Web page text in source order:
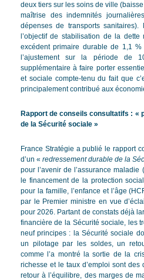
deux tiers sur les soins de ville
maîtrise des indemnités
dépenses de transports
l’objectif de stabilisation de la dette
excédent primaire durable de 1,1
l’ajustement sur la période de
supplémentaire à faire porter
et sociale compte-tenu du fait que
principalement contribué aux
Rapport de conseils consultatifs : «
de la Sécurité sociale »
France Stratégie a publié le rapport
d’un « redressement durable de la
pour l’avenir de l’assurance
le financement de la protection
pour la famille, l’enfance et l’âge
par le Premier ministre en vue
pour 2026. Partant de constats déjà
financière de la Sécurité sociale, les
neuf principes : la Sécurité sociale
un pilotage par les soldes, un
comme l’a montré la sortie de la
richesse et le taux d’emploi sont des
retour à l’équilibre, des marges de